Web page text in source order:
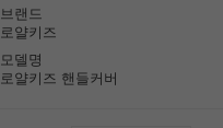
브랜드
로얄키즈
모델명
로얄키즈 핸들커버